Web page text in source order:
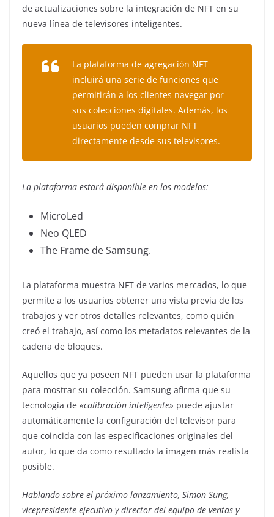
de actualizaciones sobre la integración de NFT en su
nueva línea de televisores inteligentes.
La plataforma de agregación NFT
incluirá una serie de funciones que
permitirán a los clientes navegar por
sus colecciones digitales. Además, los
usuarios pueden comprar NFT
directamente desde sus televisores.
La plataforma estará disponible en los modelos:
MicroLed
Neo QLED
The Frame de Samsung.
La plataforma muestra NFT de varios mercados, lo que
permite a los usuarios obtener una vista previa de los
trabajos y ver otros detalles relevantes, como quién
creó el trabajo, así como los metadatos relevantes de la
cadena de bloques.
Aquellos que ya poseen NFT pueden usar la plataforma
para mostrar su colección. Samsung afirma que su
tecnología de «calibración inteligente» puede ajustar
automáticamente la configuración del televisor para
que coincida con las especificaciones originales del
autor, lo que da como resultado la imagen más realista
posible.
Hablando sobre el próximo lanzamiento, Simon Sung,
vicepresidente ejecutivo y director del equipo de ventas y